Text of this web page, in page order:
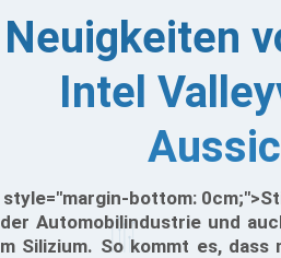
Neuigkeiten
Intel
style="margin-bottom:
Automobilindustrie und
Silizium. So kommt es, dass